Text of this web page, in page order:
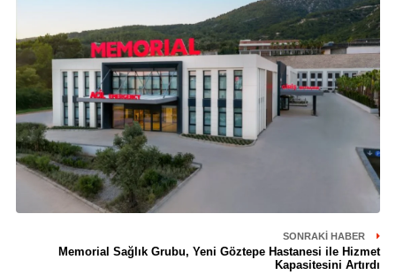
SONRAKI HABER
Memorial Sağlık Grubu, Yeni Göztepe Hastanesi ile Hizmet
Kapasitesini Artırdı